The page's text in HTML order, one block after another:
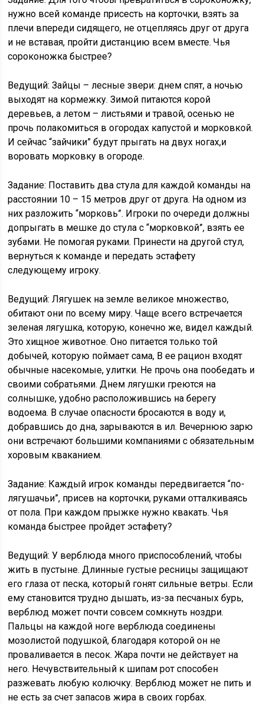
нужно всей команде присесть на корточки, взять за
плечи впереди сидящего, не отцепляясь друг от друга
и не вставая, пройти дистанцию всем вместе. Чья
сороконожка быстрее?
Ведущий: Зайцы – лесные звери: днем спят, а ночью
выходят на кормежку. Зимой питаются корой
деревьев, а летом – листьями и травой, осенью не
прочь полакомиться в огородах капустой и морковкой.
И сейчас “зайчики” будут прыгать на двух ногах,и
воровать морковку в огороде.
Задание: Поставить два стула для каждой команды на
расстоянии 10 – 15 метров друг от друга. На одном из
них разложить “морковь”. Игроки по очереди должны
допрыгать в мешке до стула с “морковкой”, взять ее
зубами. Не помогая руками. Принести на другой стул,
вернуться к команде и передать эстафету
следующему игроку.
Ведущий: Лягушек на земле великое множество,
обитают они по всему миру. Чаще всего встречается
зеленая лягушка, которую, конечно же, видел каждый.
Это хищное животное. Оно питается только той
добычей, которую поймает сама, В ее рацион входят
обычные насекомые, улитки. Не прочь она пообедать и
своими собратьями. Днем лягушки греются на
солнышке, удобно расположившись на берегу
водоема. В случае опасности бросаются в воду и,
добравшись до дна, зарываются в ил. Вечернюю зарю
они встречают большими компаниями с обязательным
хоровым кваканием.
Задание: Каждый игрок команды передвигается “по-
лягушачьи”, присев на корточки, руками отталкиваясь
от пола. При каждом прыжке нужно квакать. Чья
команда быстрее пройдет эстафету?
Ведущий: У верблюда много приспособлений, чтобы
жить в пустыне. Длинные густые ресницы защищают
его глаза от песка, который гонят сильные ветры. Если
ему становится трудно дышать, из-за песчаных бурь,
верблюд может почти совсем сомкнуть ноздри.
Пальцы на каждой ноге верблюда соединены
мозолистой подушкой, благодаря которой он не
проваливается в песок. Жара почти не действует на
него. Нечувствительный к шипам рот способен
разжевать любую колючку. Верблюд может не пить и
не есть за счет запасов жира в своих горбах.